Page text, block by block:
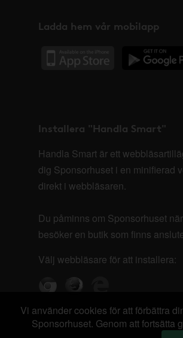
Ladda hem vår mobilapp
Installera "Handla Smart"
Handla Smart är ett
dig Sponsorhuset i en minifierad
direkt i webbläsaren.
Du påminns om Sponsorhuset
besöker en butik som finns
Välj webbläsare för att installera:
Vi använder cookies för att förbättra
Sponsorhuset. Genom att fortsätta